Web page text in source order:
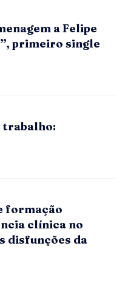
a Felipe
primeiro single
trabalho:
formação
clínica no
disfunções da